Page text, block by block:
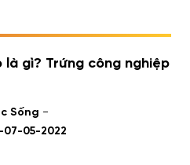
là gì? Trứng công nghiệp
Sống -
07-05-2022